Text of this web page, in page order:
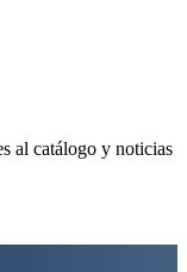
al catálogo y noticias